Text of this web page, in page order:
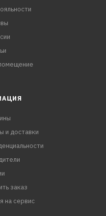
и доставки
заказ
на сервис